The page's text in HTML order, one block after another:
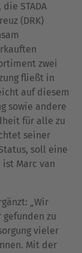
STADA
(DRK)
zwei
fließt in
auf diesem
sowie andere
für alle zu
seiner
soll eine
Marc van
„Wir
gefunden zu
vieler
Mit der